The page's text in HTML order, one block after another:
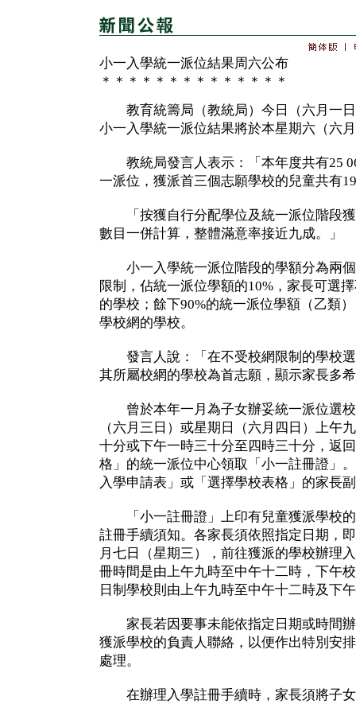
小一入學統一派位結果周六公布
＊＊＊＊＊＊＊＊＊＊＊＊＊＊
教育統籌局（教統局）今日（六月一日
小一入學統一派位結果將於本星期六（六
教統局發言人表示：「本年度共有25
一派位，獲派首三個志願學校的兒童共有
「按獲自行分配學位及統一派位階段獲
數目一併計算，整體滿意率接近九成。」
小一入學統一派位階段的學額分為兩個
限制，佔統一派位學額的10%，家長可選
的學校；餘下90%的統一派位學額（乙類
學校網的學校。
發言人說：「在不受校網限制的學校選
其所屬校網的學校為首志願，顯示家長多
曾於本年一月為子女辦妥統一派位選校
（六月三日）或星期日（六月四日）上午
十分或下午一時三十分至四時三十分，返
格」的統一派位中心領取「小一註冊證」
入學申請表」或「選擇學校表格」的家長
「小一註冊證」上印有兒童獲派學校的
註冊手續須知。各家長須依照指定日期，
月七日（星期三），前往獲派的學校辦理
冊時間是由上午九時至中午十二時，下午
日制學校則由上午九時至中午十二時及下
家長若因要事未能依指定日期或時間辦
獲派學校的負責人聯絡，以便作出特別安
處理。
在辦理入學註冊手續時，家長須將子女